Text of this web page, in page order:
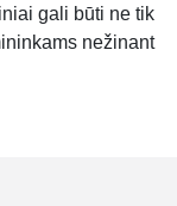
gali būti ne tik
nežinant